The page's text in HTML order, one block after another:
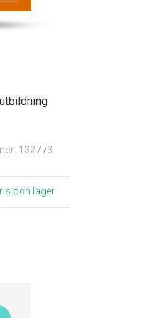
132773
och lager